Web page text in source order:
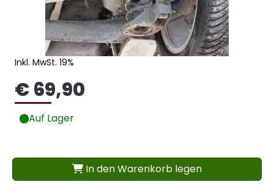
Inkl. MwSt. 19%
€ 69,90
Auf Lager
In den Warenkorb legen